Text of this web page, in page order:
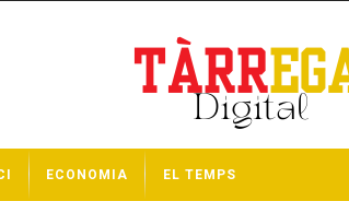
ECONOMIA EL TEMPS